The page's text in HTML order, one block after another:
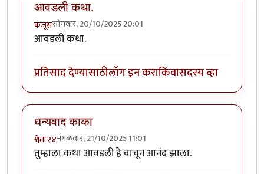
आवडली कथा.
कंजूससोमवार, 20/10/2025 20:01
आवडली कथा.
प्रतिसाद देण्यासाठीलॉग इन कराकिंवासदस्य व्हा
धन्यवाद काका
श्वेता२४मंगळवार, 21/10/2025 11:01
तुम्हाला कथा आवडली हे वाचून आनंद झाला.